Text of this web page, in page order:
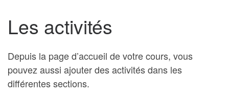
Les activités
Depuis la page d’accueil de votre cours, vous
pouvez aussi ajouter des activités dans les
différentes sections.